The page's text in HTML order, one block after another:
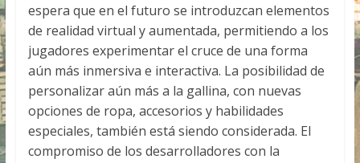
espera que en el futuro se introduzcan elementos
de realidad virtual y aumentada, permitiendo a los
jugadores experimentar el cruce de una forma
aún más inmersiva e interactiva. La posibilidad de
personalizar aún más a la gallina, con nuevas
opciones de ropa, accesorios y habilidades
especiales, también está siendo considerada. El
compromiso de los desarrolladores con la